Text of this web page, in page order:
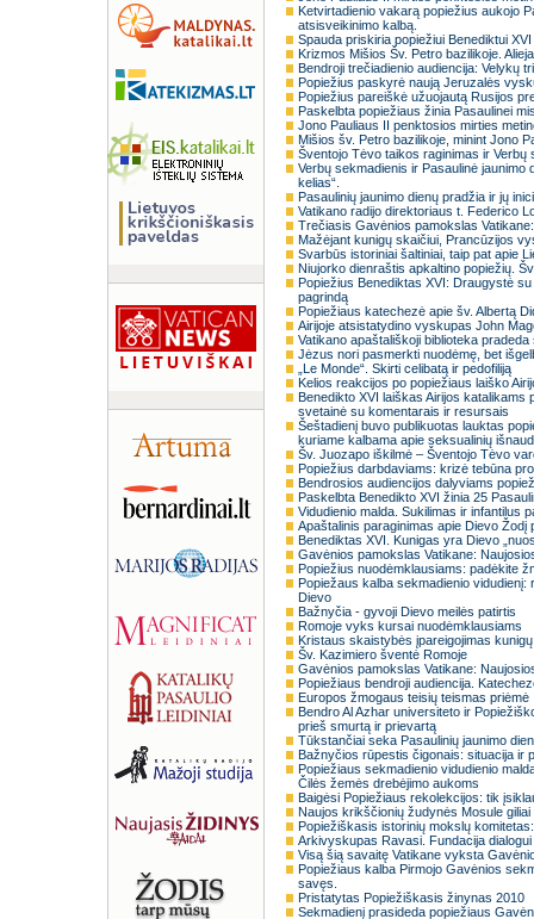
Ketvirtadienio vakarą popiežius aukojo
atsisveikinimo kalbą.
Spauda priskiria popiežiui Benediktui
Krizmos Mišios Šv. Petro bazilikoje.
Bendroji trečiadienio audiencija: Velykų
Popiežius paskyrė naują Jeruzalės
Popiežius pareiškė užuojautą Rusijos
Paskelbta popiežiaus žinia Pasaulinei
Jono Pauliaus II penktosios mirties
Mišios šv. Petro bazilikoje, minint Jono
Šventojo Tėvo taikos raginimas ir
Verbų sekmadienis ir Pasaulinė
kelias“.
Pasaulinių jaunimo dienų pradžia ir jų
Vatikano radijo direktoriaus t. Federico
Trečiasis Gavėnios pamokslas
Mažėjant kunigų skaičiui, Prancūzijos
Svarbūs istoriniai šaltiniai, taip pat apie
Niujorko dienraštis apkaltino popiežių.
Popiežius Benediktas XVI: Draugystė
pagrindą
Popiežiaus katechezė apie šv. Albertą
Airijoje atsistatydino vyskupas John
Vatikano apaštališkoji biblioteka
Jėzus nori pasmerkti nuodėmę, bet
„Le Monde“. Skirti celibatą ir pedofiliją
Kelios reakcijos po popiežiaus laiško
Benedikto XVI laiškas Airijos katalikams
svetainė su komentarais ir resursais
Šeštadienį buvo publikuotas lauktas
kuriame kalbama apie seksualinių
Šv. Juozapo iškilmė – Šventojo Tėvo
Popiežius darbdaviams: krizė tebūna
Bendrosios audiencijos dalyviams
Paskelbta Benedikto XVI žinia 25
Vidudienio malda. Sukilimas ir infantilus
Apaštalinis paraginimas apie Dievo Žodį
Benediktas XVI. Kunigas yra Dievo
Gavėnios pamokslas Vatikane:
Popiežius nuodėmklausiams: padėkite
Popiežaus kalba sekmadienio
Dievo
Bažnyčia - gyvoji Dievo meilės patirtis
Romoje vyks kursai nuodėmklausiams
Kristaus skaistybės įpareigojimas
Šv. Kazimiero šventė Romoje
Gavėnios pamokslas Vatikane:
Popiežiaus bendroji audiencija.
Europos žmogaus teisių teismas priėmė
Bendro Al Azhar universiteto ir
prieš smurtą ir prievartą
Tūkstančiai seka Pasaulinių jaunimo
Bažnyčios rūpestis čigonais: situacija ir
Popiežiaus sekmadienio vidudienio
Čilės žemės drebėjimo aukoms
Baigėsi Popiežiaus rekolekcijos: tik
Naujos krikščionių žudynės Mosule
Popiežiškasis istorinių mokslų
Arkivyskupas Ravasi. Fundacija
Visą šią savaitę Vatikane vyksta
Popiežiaus kalba Pirmojo Gavėnios
savęs.
Pristatytas Popiežiškasis žinynas 2010
Sekmadienį prasideda popiežiaus